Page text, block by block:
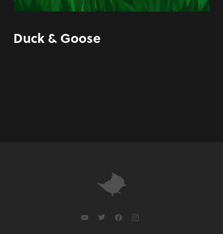
Duck & Goose
youtubetwitterfacebookinstagram